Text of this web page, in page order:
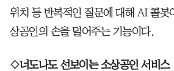
위치 등 반복적인 질문에 대해 AI 콜봇
상공인의 손을 덜어주는 기능이다.
◇너도나도 선보이는 소상공인 서비스